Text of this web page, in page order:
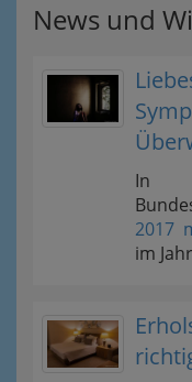
News und
In
2017
im